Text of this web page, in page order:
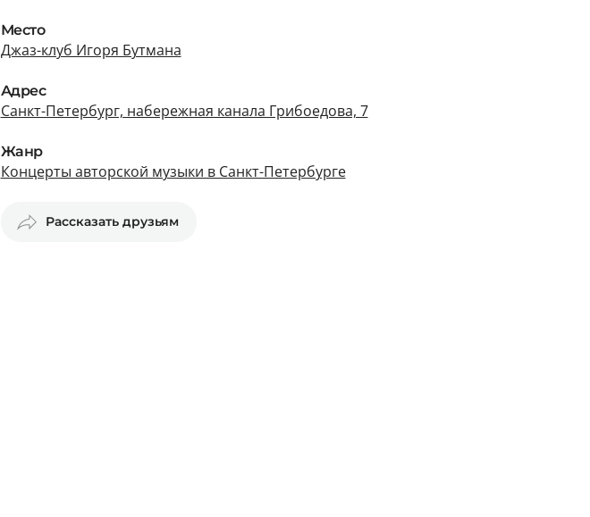
Место
Джаз-клуб Игоря Бутмана
Адрес
Санкт-Петербург, набережная канала Грибоедова, 7
Жанр
Концерты авторской музыки в Санкт-Петербурге
Рассказать друзьям